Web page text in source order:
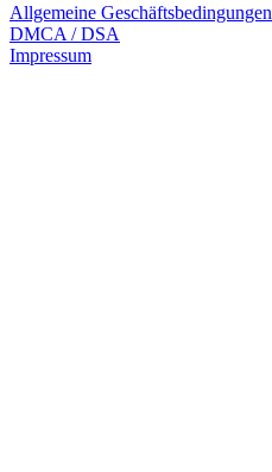
Allgemeine Geschäftsbedingungen
DMCA / DSA
Impressum